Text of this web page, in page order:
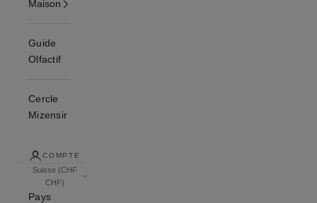
Maison
Guide
Olfactif
Cercle
Mizensir
COMPTE
Suisse (CHF
CHF)
Pays